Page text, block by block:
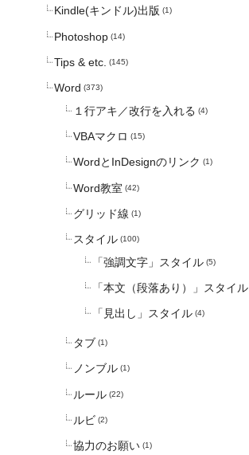
Kindle(キンドル)出版 (1)
Photoshop (14)
Tips & etc. (145)
Word (373)
１行アキ／改行を入れる (4)
VBAマクロ (15)
WordとInDesignのリンク (1)
Word教室 (42)
グリッド線 (1)
スタイル (100)
「強調文字」スタイル (5)
「本文（段落あり）」スタイル
「見出し」スタイル (4)
タブ (1)
ノンブル (1)
ルール (22)
ルビ (2)
協力のお願い (1)